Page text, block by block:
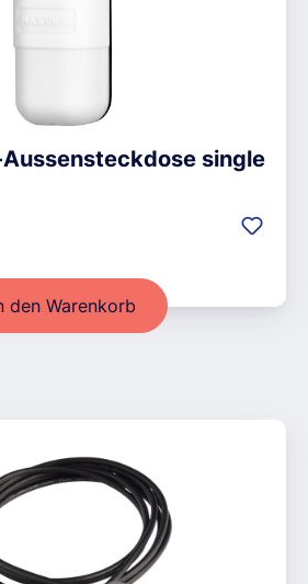
single
den Warenkorb